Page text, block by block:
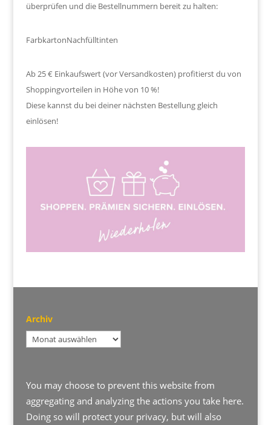
überprüfen und die Bestellnummern bereit zu halten:
FarbkartonNachfülltinten
Ab 25 € Einkaufswert (vor Versandkosten) profitierst du von
Shoppingvorteilen in Höhe von 10 %!
Diese kannst du bei deiner nächsten Bestellung gleich
einlösen!
Archiv
Archiv
You may choose to prevent this website from
aggregating and analyzing the actions you take here.
Doing so will protect your privacy, but will also